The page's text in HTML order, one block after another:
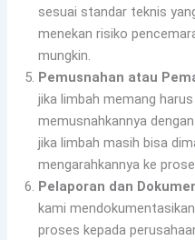
sesuai standar teknis
menekan risiko
mungkin.
Pemusnahan atau
jika limbah memang
memusnahkannya
jika limbah masih bisa
mengarahkannya ke
Pelaporan dan
kami
proses kepada